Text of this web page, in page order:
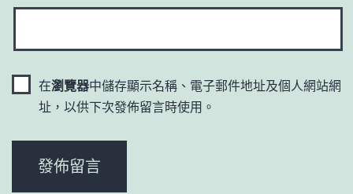
在瀏覽器中儲存顯示名稱、電子郵件地址及個人網站網
址，以供下次發佈留言時使用。